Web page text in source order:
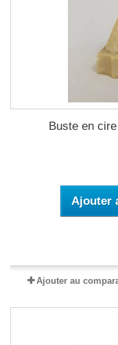
Buste en
Ajouter
Ajouter au